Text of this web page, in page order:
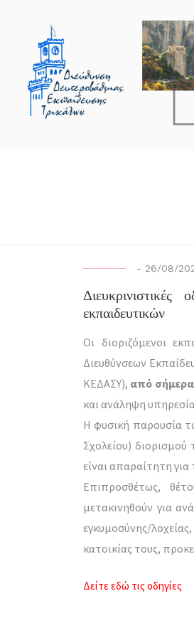
- 26/08/
εκπαιδευτικών
Οι διοριζόμενοι
Διευθύνσεων
ΚΕΔΑΣΥ), από σήμερα
και ανάληψη
Η φυσική παρουσία
Σχολείου)
είναι απαραίτητη
Επιπροσθέτως,
μετακινηθούν για
εγκυμοσύνης/
κατοικίας τους,
Δείτε εδώ τις οδηγίες